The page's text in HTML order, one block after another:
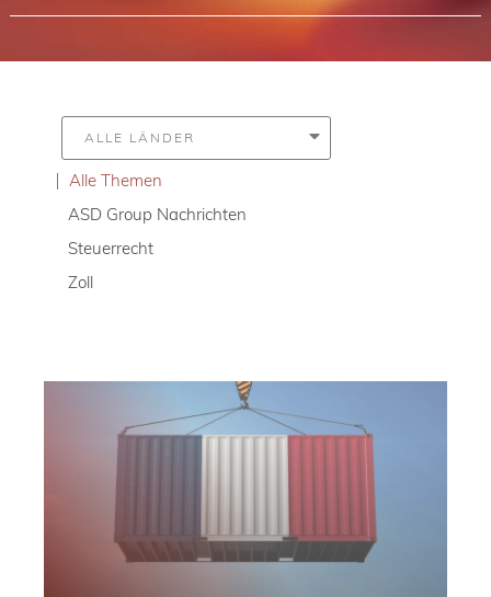
Alle Themen
ASD Group Nachrichten
Steuerrecht
Zoll